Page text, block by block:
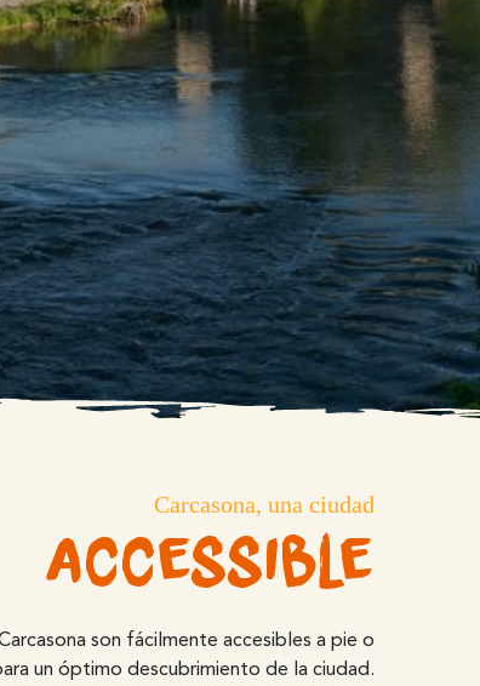
Carcasona, una ciudad
accessible
son fácilmente accesibles a pie o
un óptimo descubrimiento de la ciudad.